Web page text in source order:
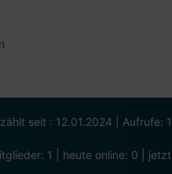
seit : 12.01.2024 | Aufrufe:
1 | heute online: 0 |